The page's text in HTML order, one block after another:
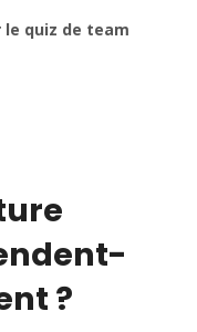
le quiz de team
?